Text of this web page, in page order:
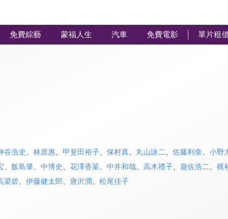
免費綜藝 蒙福人生 汽車 免費電影 單片租
谷浩史 林原惠、 甲斐田裕子、 保村真、 丸山詠二 佐藤利奈 小野
飯島肇、 中博史 花澤香菜、 中井和哉、 高木禮子、 遊佐浩二 梶
梁碧 伊藤健太郎 唐沢潤 松尾佳子